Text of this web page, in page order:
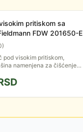
pritiskom sa
FDW 201650-E
)
pod visokim pritiskom,
namenjena za čišćenje
za čišćenje staza,...